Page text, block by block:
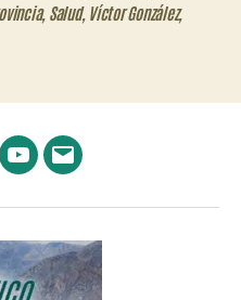
, Salud, Víctor González,
YouTubeCorreo